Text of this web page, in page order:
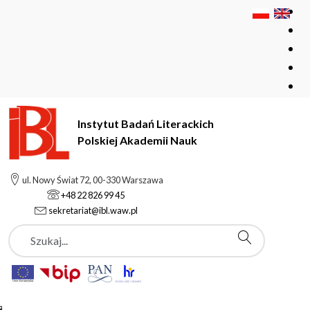
Instytut Badań Literackich
Polskiej Akademii Nauk
ul. Nowy Świat 72, 00-330 Warszawa
+48 22 826 99 45
sekretariat@ibl.waw.pl
Szukaj
Instytut Badań Literackich Polskiej Akademii Nauk
Aktualności
Prof. Grażyna Borkowska powołana do składu
naukowej
Aktualności